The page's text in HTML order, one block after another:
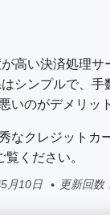
高い決済処理サ
シンプルで、
いのがデメリッ
なクレジットカ
覧ください。
月10日 更新回数